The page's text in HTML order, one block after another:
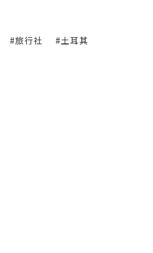
#旅行社 #土耳其